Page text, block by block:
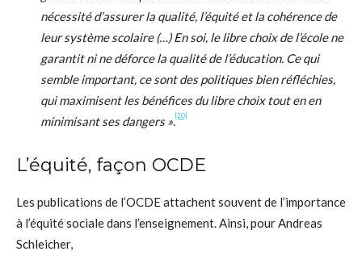
nécessité d’assurer la qualité, l’équité et la cohérence de
leur système scolaire (…) En soi, le libre choix de l’école ne
garantit ni ne déforce la qualité de l’éducation. Ce qui
semble important, ce sont des politiques bien réfléchies,
qui maximisent les bénéfices du libre choix tout en en
minimisant ses dangers ».[20]
L’équité, façon OCDE
Les publications de l’OCDE attachent souvent de l’importance
à l’équité sociale dans l’enseignement. Ainsi, pour Andreas
Schleicher,